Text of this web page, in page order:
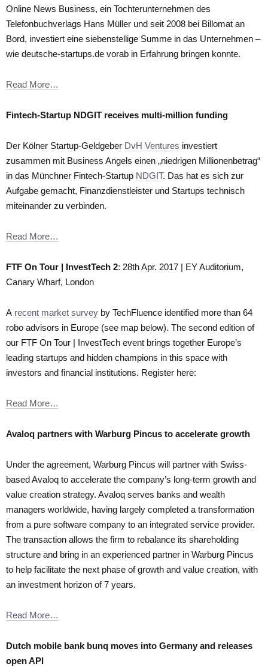
Online News Business, ein Tochterunternehmen des
Telefonbuchverlags Hans Müller und seit 2008 bei Billomat an
Bord, investiert eine siebenstellige Summe in das Unternehmen –
wie deutsche-startups.de vorab in Erfahrung bringen konnte.
Read More…
Fintech-Startup NDGIT receives multi-million funding
Der Kölner Startup-Geldgeber DvH Ventures investiert
zusammen mit Business Angels einen „niedrigen Millionenbetrag“
in das Münchner Fintech-Startup NDGIT. Das hat es sich zur
Aufgabe gemacht, Finanzdienstleister und Startups technisch
miteinander zu verbinden.
Read More…
FTF On Tour | InvestTech 2: 28th Apr. 2017 | EY Auditorium,
Canary Wharf, London
A recent market survey by TechFluence identified more than 64
robo advisors in Europe (see map below). The second edition of
our FTF On Tour | InvestTech event brings together Europe’s
leading startups and hidden champions in this space with
investors and financial institutions. Register here:
Read More…
Avaloq partners with Warburg Pincus to accelerate growth
Under the agreement, Warburg Pincus will partner with Swiss-
based Avaloq to accelerate the company’s long-term growth and
value creation strategy. Avaloq serves banks and wealth
managers worldwide, having largely completed a transformation
from a pure software company to an integrated service provider.
The transaction allows the firm to rebalance its shareholding
structure and bring in an experienced partner in Warburg Pincus
to help facilitate the next phase of growth and value creation, with
an investment horizon of 7 years.
Read More…
Dutch mobile bank bunq moves into Germany and releases
open API